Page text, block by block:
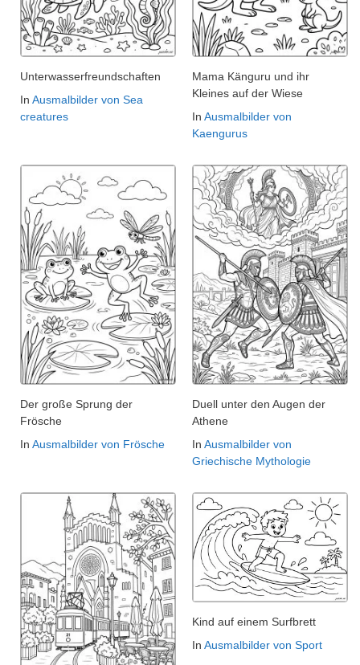
Unterwasserfreundschaften
In Ausmalbilder von Sea
creatures
Mama Känguru und ihr
Kleines auf der Wiese
In Ausmalbilder von
Kaengurus
Der große Sprung der
Frösche
In Ausmalbilder von Frösche
Duell unter den Augen der
Athene
In Ausmalbilder von
Griechische Mythologie
Kind auf einem Surfbrett
In Ausmalbilder von Sport